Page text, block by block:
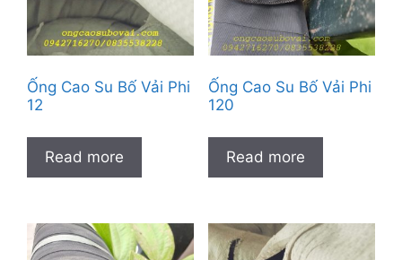
Ống Cao Su Bố Vải Phi
12
Read more
Ống Cao Su Bố Vải Phi
120
Read more